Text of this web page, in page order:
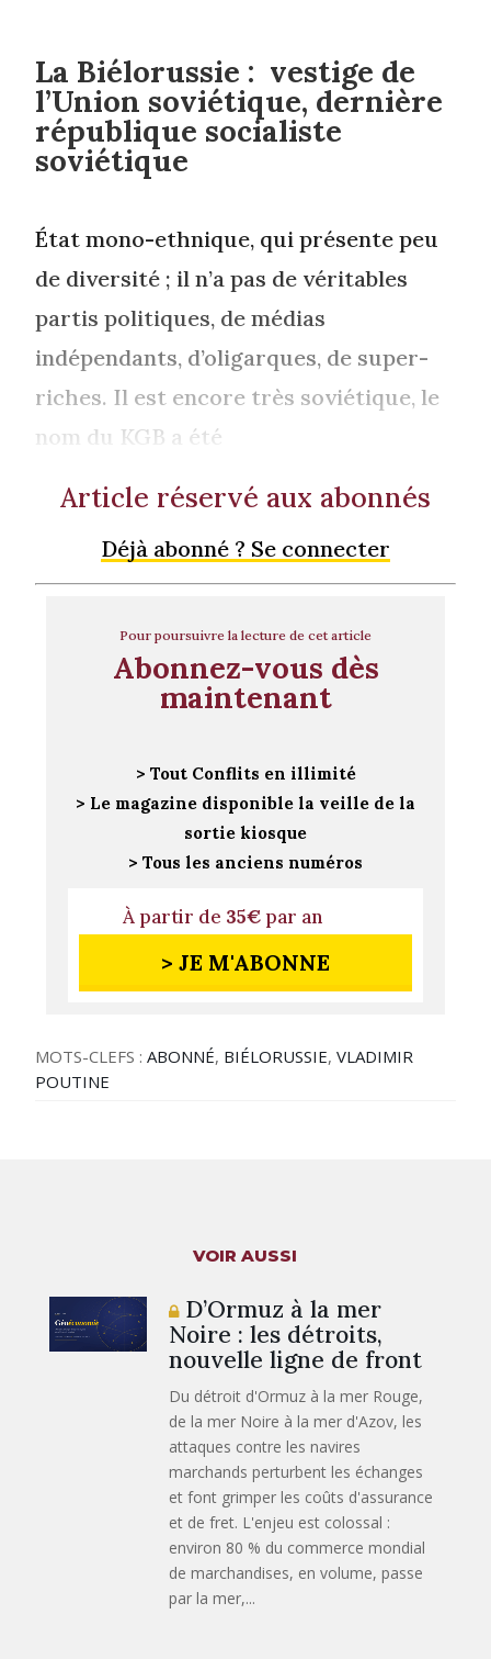
La Biélorussie : vestige de
l’Union soviétique, dernière
république socialiste
soviétique
État mono-ethnique, qui présente peu
de diversité ; il n’a pas de véritables
partis politiques, de médias
indépendants, d’oligarques, de super-
riches. Il est encore très soviétique, le
nom du KGB a été
Article réservé aux abonnés
Déjà abonné ? Se connecter
Pour poursuivre la lecture de cet article
Abonnez-vous dès
maintenant
> Tout Conflits en illimité
> Le magazine disponible la veille de la
sortie kiosque
> Tous les anciens numéros
À partir de 35€par an
> JE M'ABONNE
MOTS-CLEFS :ABONNÉ, BIÉLORUSSIE,VLADIMIR
POUTINE
VOIR AUSSI
D’Ormuz à la mer
Noire : les détroits,
nouvelle ligne de front
Du détroit d'Ormuz à la mer Rouge,
de la mer Noire à la mer d'Azov, les
attaques contre les navires
marchands perturbent les échanges
et font grimper les coûts d'assurance
et de fret. L'enjeu est colossal :
environ 80 % du commerce mondial
de marchandises, en volume, passe
par la mer,...